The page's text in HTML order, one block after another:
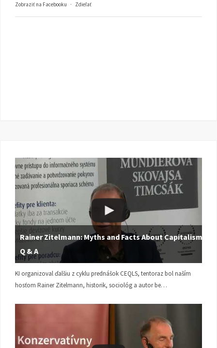
Zobraziť na Facebooku · Zdieľať
Rainer Zitelmann: Myths and Facts About Capitalism |
Q & A
KI organizoval ďalšiu z cyklu prednášok CEQLS, tentoraz bol naším
hosťom Rainer Zitelmann, historik, sociológ a autor be…